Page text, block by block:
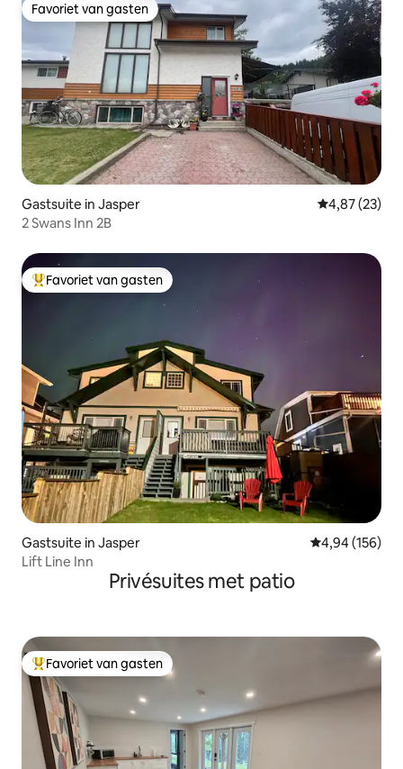
Favoriet van gasten
Favoriet van gasten
Gastsuite in Jasper Gemiddelde
4,87 (23)
2 Swans Inn 2B
Topfavoriet van gasten
Favoriet van gasten
Gastsuite in Jasper Gemiddelde
4,94 (156)
Lift Line Inn
Privésuites met patio
Topfavoriet van gasten
Favoriet van gasten